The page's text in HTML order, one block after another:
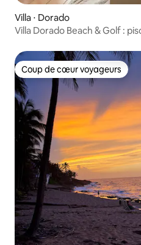
Villa ⋅ Dorado
Villa Dorado Beach & Golf :
Coup de cœur voyageurs
Coup de cœur voyageurs